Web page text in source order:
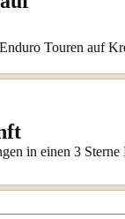
Touren auf
in einen 3